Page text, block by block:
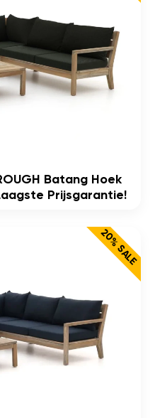
Batang Hoek
Prijsgarantie!
20% SALE